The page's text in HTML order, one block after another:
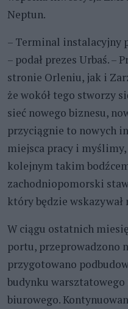
Neptun.
– Terminal instalacyjny
– podał prezes Urbaś. –
stronie Orleniu, jak i
że wokół tego stworzy
sieć nowego biznesu,
przyciągnie to nowych
miejsca pracy i
kolejnym takim
zachodniopomorski
który będzie
W ciągu ostatnich
portu, przeprowadzono
przygotowano
budynku
biurowego.